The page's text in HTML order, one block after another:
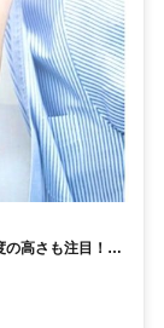
の高さも注目！土